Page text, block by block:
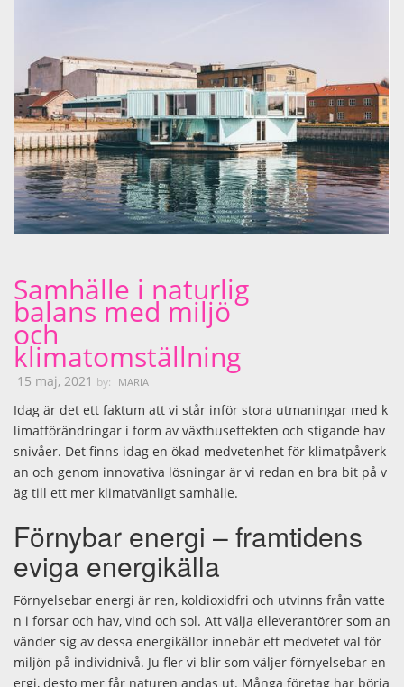
Samhälle i naturlig
balans med miljö
och
klimatomställning
15 maj, 2021 by: MARIA
Idag är det ett faktum att vi står inför stora utmaningar med k
limatförändringar i form av växthuseffekten och stigande hav
snivåer. Det finns idag en ökad medvetenhet för klimatpåverk
an och genom innovativa lösningar är vi redan en bra bit på v
äg till ett mer klimatvänligt samhälle.
Förnybar energi – framtidens
eviga energikälla
Förnyelsebar energi är ren, koldioxidfri och utvinns från vatte
n i forsar och hav, vind och sol. Att välja elleverantörer som an
vänder sig av dessa energikällor innebär ett medvetet val för
miljön på individnivå. Ju fler vi blir som väljer förnyelsebar en
ergi, desto mer får naturen andas ut. Många företag har börja